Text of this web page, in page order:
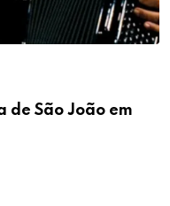
de São João em